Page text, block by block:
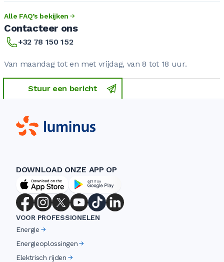
Alle FAQ’s bekijken
Contacteer ons
+32 78 150 152
Van maandag tot en met vrijdag, van 8 tot 18 uur.
Stuur een bericht
DOWNLOAD ONZE APP OP
VOOR PROFESSIONELEN
Energie
Energieoplossingen
Elektrisch rijden